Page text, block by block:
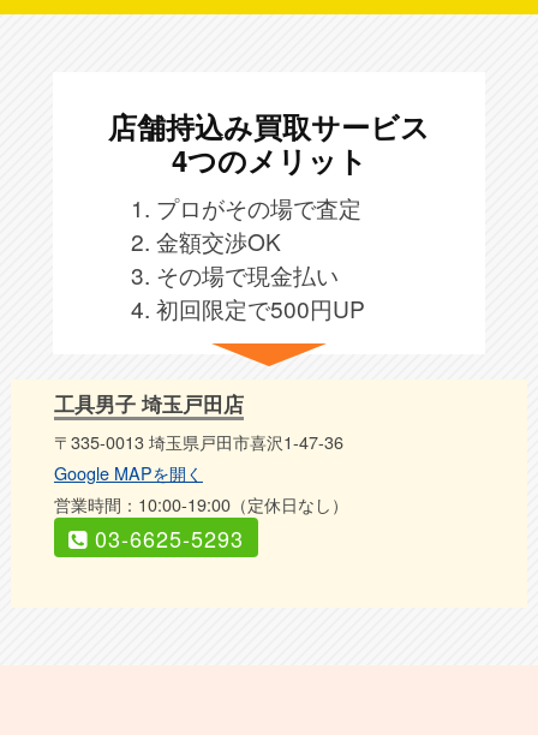
店舗持込み買取サービス
4つのメリット
1. プロがその場で査定
2. 金額交渉OK
3. その場で現金払い
4. 初回限定で500円UP
工具男子 埼玉戸田店
〒335-0013 埼玉県戸田市喜沢1-47-36
Google MAPを開く
営業時間：10:00-19:00（定休日なし）
03-6625-5293